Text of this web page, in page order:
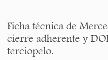
Ficha técnica de
cierre adherente y
terciopelo.